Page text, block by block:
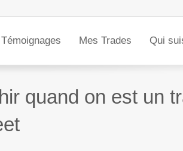
Témoignages Mes Trades Qui
quand on est un